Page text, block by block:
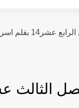
اسراء معاطي
عشر 13 بقلم